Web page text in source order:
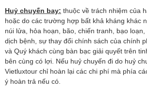
Huỷ chuyến bay: thuộc về trách nhiệm của
hoặc do các trường hợp bất khả kháng khác
núi lửa, hỏa hoạn, bão, chiến tranh, bạo loạn,
dịch bệnh, sự thay đổi chính sách của chính
và Quý khách cùng bàn bạc giải quyết trên
bên cùng có lợi. Nếu huỷ chuyến đi do huỷ
Vietluxtour chỉ hoàn lại các chi phí mà phía
ý hoàn trả nếu có.